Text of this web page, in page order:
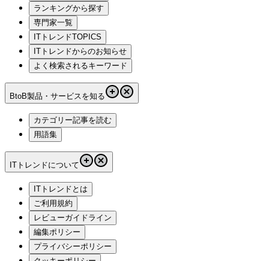
ランキングから探す
専門家一覧
ITトレンドTOPICS
ITトレンドからのお知らせ
よく検索されるキーワード
BtoB製品・サービスを知る
カテゴリー記事を読む
用語集
ITトレンドについて
ITトレンドとは
ご利用規約
レビューガイドライン
編集ポリシー
プライバシーポリシー